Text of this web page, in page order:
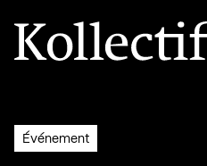
Aller à la page d'accueil
Logo Kollectif
Événement